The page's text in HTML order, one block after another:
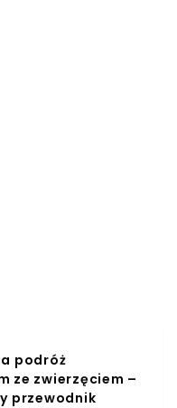
podróż
ze zwierzęciem –
przewodnik